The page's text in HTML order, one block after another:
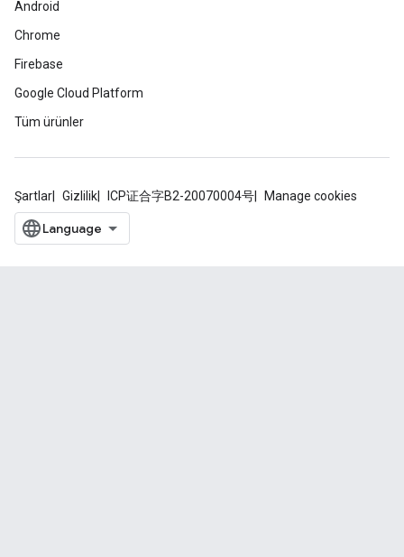
Android
Chrome
Firebase
Google Cloud Platform
Tüm ürünler
Şartlar Gizlilik ICP证合字B2-20070004号 Manage cookies